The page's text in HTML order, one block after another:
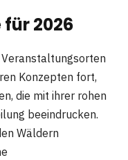
2026
Konzepten fort,
die mit ihrer rohen
beeindrucken.
Wäldern